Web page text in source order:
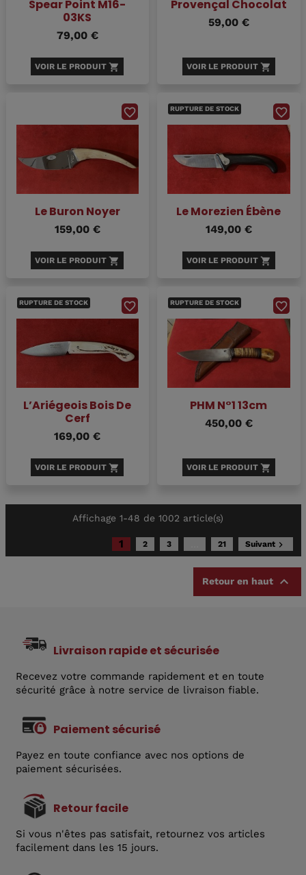
Spear Point M16-
03KS
79,00 €
VOIR LE PRODUIT shopping_cart
Provençal Chocolat
59,00 €
VOIR LE PRODUIT shopping_cart
Le Buron Noyer
159,00 €
VOIR LE PRODUIT shopping_cart
favorite_border
Le Morezien Ébène
149,00 €
VOIR LE PRODUIT shopping_cart
RUPTURE DE STOCK favorite_border
L’Ariégeois Bois De
Cerf
169,00 €
VOIR LE PRODUIT shopping_cart
RUPTURE DE STOCK favorite_border
PHM N°1 13cm
450,00 €
VOIR LE PRODUIT shopping_cart
RUPTURE DE STOCK favorite_border
Affichage 1-48 de 1002 article(s)
1 2 3 21 Suivant
Retour en haut 
Livraison rapide et sécurisée
Recevez votre commande rapidement et en toute
sécurité grâce à notre service de livraison fiable.
Paiement sécurisé
Payez en toute confiance avec nos options de
paiement sécurisées.
Retour facile
Si vous n'êtes pas satisfait, retournez vos articles
facilement dans les 15 jours.